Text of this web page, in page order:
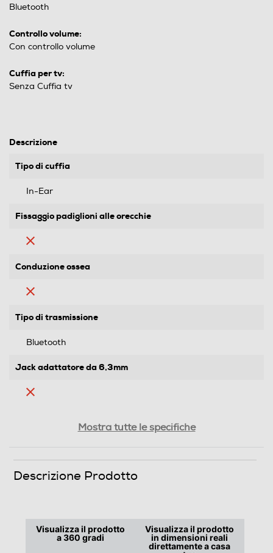
Bluetooth
Controllo volume:
Con controllo volume
Cuffia per tv:
Senza Cuffia tv
Descrizione
Tipo di cuffia
In-Ear
Fissaggio padiglioni alle orecchie
Conduzione ossea
Tipo di trasmissione
Bluetooth
Jack adattatore da 6,3mm
Mostra tutte le specifiche
Descrizione Prodotto
Visualizza il prodotto
a 360 gradi
Visualizza il prodotto
in dimensioni reali
direttamente a casa